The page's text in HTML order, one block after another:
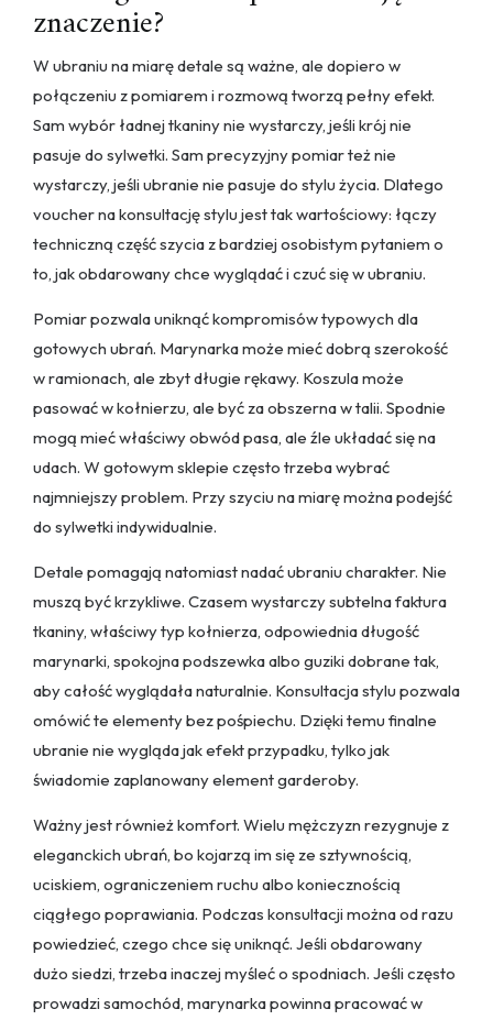
znaczenie?
W ubraniu na miarę detale są ważne, ale dopiero w
połączeniu z pomiarem i rozmową tworzą pełny efekt.
Sam wybór ładnej tkaniny nie wystarczy, jeśli krój nie
pasuje do sylwetki. Sam precyzyjny pomiar też nie
wystarczy, jeśli ubranie nie pasuje do stylu życia. Dlatego
voucher na konsultację stylu jest tak wartościowy: łączy
techniczną część szycia z bardziej osobistym pytaniem o
to, jak obdarowany chce wyglądać i czuć się w ubraniu.
Pomiar pozwala uniknąć kompromisów typowych dla
gotowych ubrań. Marynarka może mieć dobrą szerokość
w ramionach, ale zbyt długie rękawy. Koszula może
pasować w kołnierzu, ale być za obszerna w talii. Spodnie
mogą mieć właściwy obwód pasa, ale źle układać się na
udach. W gotowym sklepie często trzeba wybrać
najmniejszy problem. Przy szyciu na miarę można podejść
do sylwetki indywidualnie.
Detale pomagają natomiast nadać ubraniu charakter. Nie
muszą być krzykliwe. Czasem wystarczy subtelna faktura
tkaniny, właściwy typ kołnierza, odpowiednia długość
marynarki, spokojna podszewka albo guziki dobrane tak,
aby całość wyglądała naturalnie. Konsultacja stylu pozwala
omówić te elementy bez pośpiechu. Dzięki temu finalne
ubranie nie wygląda jak efekt przypadku, tylko jak
świadomie zaplanowany element garderoby.
Ważny jest również komfort. Wielu mężczyzn rezygnuje z
eleganckich ubrań, bo kojarzą im się ze sztywnością,
uciskiem, ograniczeniem ruchu albo koniecznością
ciągłego poprawiania. Podczas konsultacji można od razu
powiedzieć, czego chce się uniknąć. Jeśli obdarowany
dużo siedzi, trzeba inaczej myśleć o spodniach. Jeśli często
prowadzi samochód, marynarka powinna pracować w